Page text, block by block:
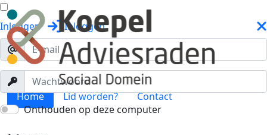
Inloggen Inloggen
Onthouden op deze computer
Home Lid worden? Contact